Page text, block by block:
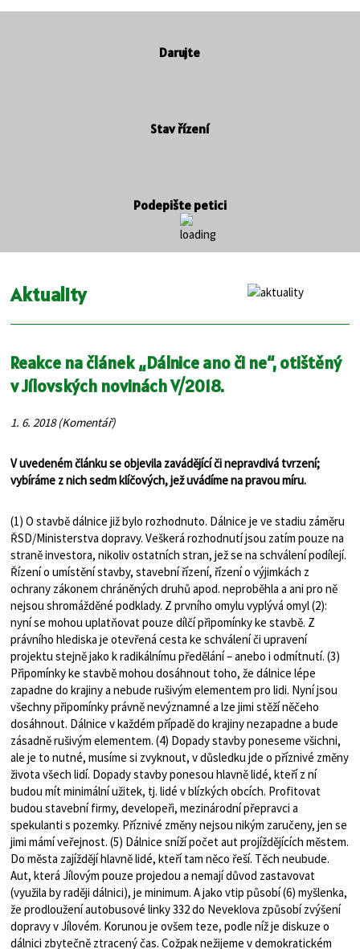
Darujte
Stav řízení
Podepište petici
Aktuality
Reakce na článek „Dálnice ano či ne“, otištěný
v Jílovských novinách V/2018.
1. 6. 2018 (Komentář)
V uvedeném článku se objevila zavádějící či nepravdivá tvrzení;
vybíráme z nich sedm klíčových, jež uvádíme na pravou míru.
(1) O stavbě dálnice již bylo rozhodnuto. Dálnice je ve stadiu záměru
ŘSD/Ministerstva dopravy. Veškerá rozhodnutí jsou zatím pouze na
straně investora, nikoliv ostatních stran, jež se na schválení podílejí.
Řízení o umístění stavby, stavební řízení, řízení o výjimkách z
ochrany zákonem chráněných druhů apod. neproběhla a ani pro ně
nejsou shromážděné podklady. Z prvního omylu vyplývá omyl (2):
nyní se mohou uplatňovat pouze dílčí připomínky ke stavbě. Z
právního hlediska je otevřená cesta ke schválení či upravení
projektu stejně jako k radikálnímu předělání – anebo i odmítnutí. (3)
Připomínky ke stavbě mohou dosáhnout toho, že dálnice lépe
zapadne do krajiny a nebude rušivým elementem pro lidi. Nyní jsou
všechny připomínky právně nevýznamné a lze jimi stěží něčeho
dosáhnout. Dálnice v každém případě do krajiny nezapadne a bude
zásadně rušivým elementem. (4) Dopady stavby poneseme všichni,
ale je to nutné, musíme si zvyknout, v důsledku jde o příznivé změny
života všech lidí. Dopady stavby ponesou hlavně lidé, kteří z ní
budou mít minimální užitek, tj. lidé v blízkých obcích. Profitovat
budou stavební firmy, developeři, mezinárodní přepravci a
spekulanti s pozemky. Příznivé změny nejsou nikým zaručeny, jen se
jimi mámí veřejnost. (5) Dálnice sníží počet aut projíždějících městem.
Do města zajíždějí hlavně lidé, kteří tam něco řeší. Těch neubude.
Aut, která Jílovým pouze projedou a nemají důvod zastavovat
(využila by raději dálnici), je minimum. A jako vtip působí (6) myšlenka,
že prodloužení autobusové linky 332 do Neveklova způsobí zvýšení
dopravy v Jílovém. Korunou je ovšem teze, podle níž je diskuze o
dálnici zbytečně ztracený čas. Cožpak nežijeme v demokratickém